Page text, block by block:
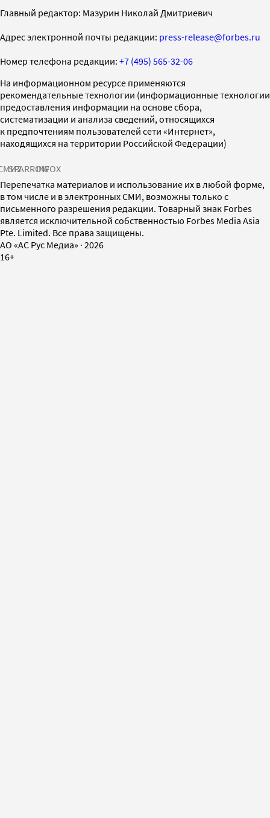
Главный редактор: Мазурин Николай Дмитриевич
Адрес электронной почты редакции: press-release@forbes.ru
Номер телефона редакции: +7 (495) 565-32-06
На информационном ресурсе применяются
рекомендательные технологии (информационные технологии
предоставления информации на основе сбора,
систематизации и анализа сведений, относящихся
к предпочтениям пользователей сети «Интернет»,
находящихся на территории Российской Федерации)
SPARROWINFOX
Перепечатка материалов и использование их в любой форме,
в том числе и в электронных СМИ, возможны только с
письменного разрешения редакции. Товарный знак Forbes
является исключительной собственностью Forbes Media Asia
Pte. Limited. Все права защищены.
AO «АС Рус Медиа» · 2026
16+